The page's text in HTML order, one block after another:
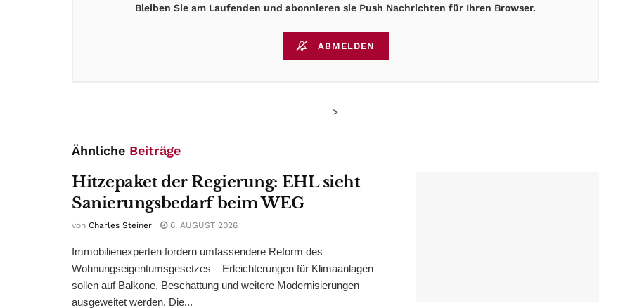
Bleiben Sie am Laufenden und abonnieren sie Push Nachrichten für Ihren Browser.
ABMELDEN
>
Ähnliche Beiträge
Hitzepaket der Regierung: EHL sieht
Sanierungsbedarf beim WEG
von Charles Steiner 6. AUGUST 2026
Immobilienexperten fordern umfassendere Reform des
Wohnungseigentumsgesetzes – Erleichterungen für Klimaanlagen
sollen auf Balkone, Beschattung und weitere Modernisierungen
ausgeweitet werden. Die...